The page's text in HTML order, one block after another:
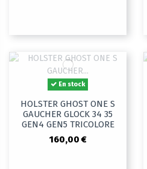
En stock
HOLSTER GHOST ONE S
GAUCHER GLOCK 34 35
GEN4 GEN5 TRICOLORE
160,00 €